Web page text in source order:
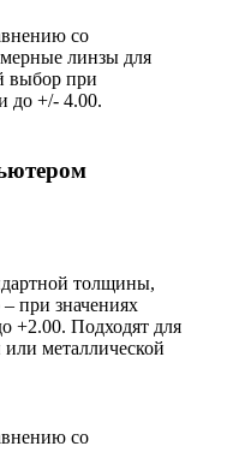
со
линзы для
выбор при
до +/- 4.00.
толщины,
при значениях
+2.00. Подходят для
металлической
со